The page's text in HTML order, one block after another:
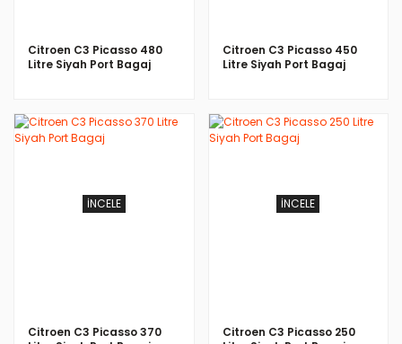
Citroen C3 Picasso 480
Litre Siyah Port Bagaj
Citroen C3 Picasso 450
Litre Siyah Port Bagaj
İNCELE
Citroen C3 Picasso 370
İNCELE
Citroen C3 Picasso 250